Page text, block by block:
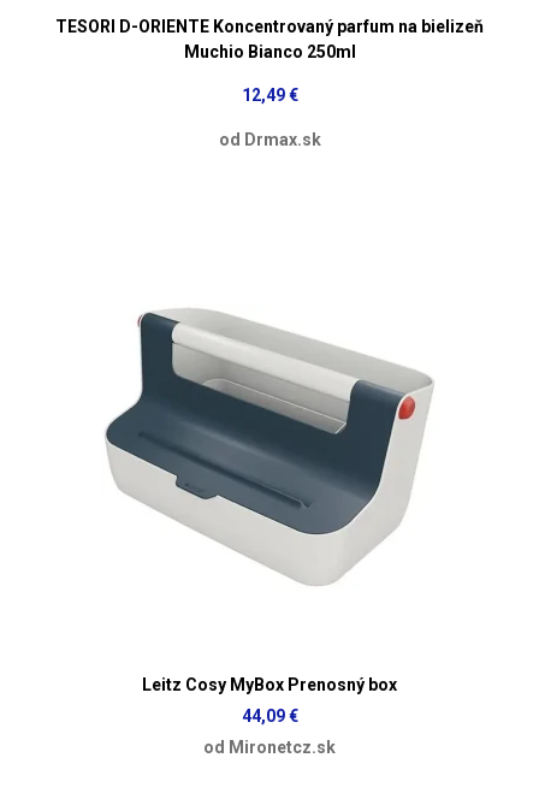
TESORI D-ORIENTE Koncentrovaný parfum na bielizeň
Muchio Bianco 250ml
12,49 €
od Drmax.sk
Leitz Cosy MyBox Prenosný box
44,09 €
od Mironetcz.sk